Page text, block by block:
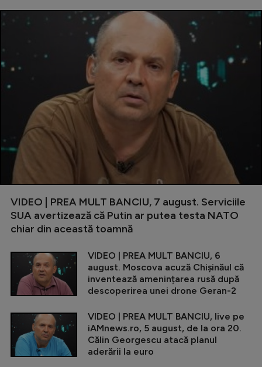
VIDEO | PREA MULT BANCIU, 7 august. Serviciile
SUA avertizează că Putin ar putea testa NATO
chiar din această toamnă
VIDEO | PREA MULT BANCIU, 6
august. Moscova acuză Chișinăul că
inventează amenințarea rusă după
descoperirea unei drone Geran-2
VIDEO | PREA MULT BANCIU, live pe
iAMnews.ro, 5 august, de la ora 20.
Călin Georgescu atacă planul
aderării la euro